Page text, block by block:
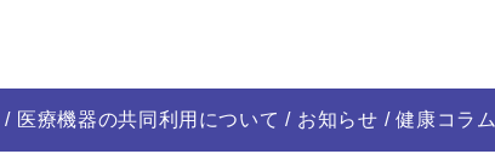
医療機器の共同利用について お知らせ 健康コラム